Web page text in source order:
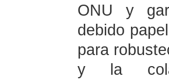
ONU y
debido
para
y la